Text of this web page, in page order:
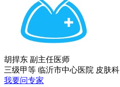
胡捍东 副主任医师
三级甲等 临沂市中心医院 皮肤科
我要问专家